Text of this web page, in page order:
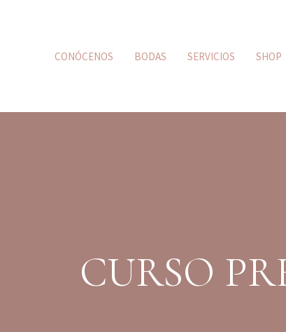
CONÓCENOS BODAS SERVICIOS SHOP
CURSO